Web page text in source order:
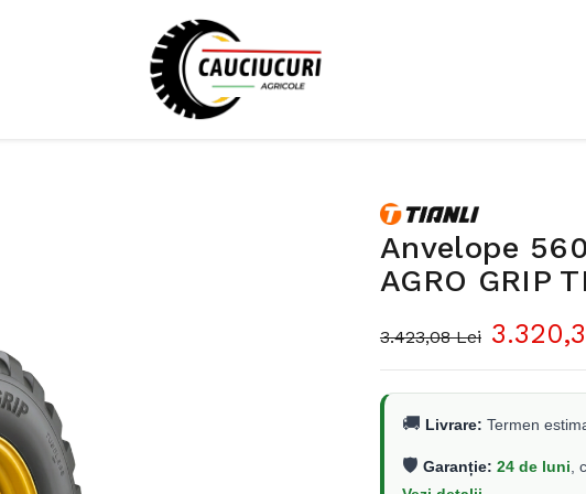
Anvelope
AGRO GRIP
3.423,08 Lei
🚚 Livrare: Termen
🛡️ Garanție: 24 de luni,